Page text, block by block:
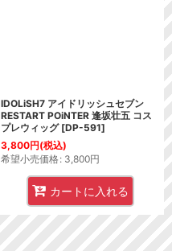
IDOLiSH7 アイドリッシュセブン
RESTART POiNTER 逢坂壮五 コス
プレウィッグ [DP-591]
3,800円(税込)
希望小売価格: 3,800円
カートに入れる